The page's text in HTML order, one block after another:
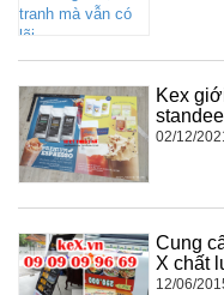
Kex
02/12/
Cung
X chất
12/06/